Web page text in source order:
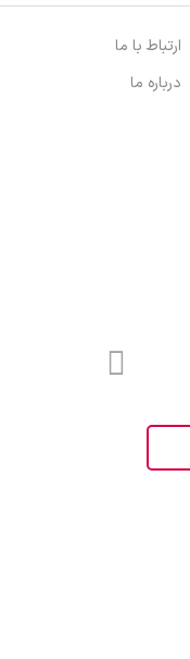
ارتباط با ما
درباره ما